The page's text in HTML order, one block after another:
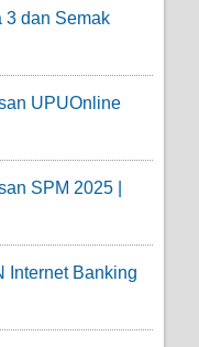
3 dan Semak
UPUOnline
SPM 2025 |
Internet Banking